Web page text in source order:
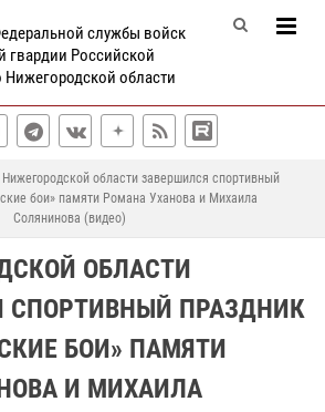
службы войск
гвардии Российской
области
Нижегородской области завершился спортивный
бои» памяти Романа Уханова и Михаила
Солянинова (видео)
ОБЛАСТИ
СПОРТИВНЫЙ ПРАЗДНИК
БОИ» ПАМЯТИ
И МИХАИЛА